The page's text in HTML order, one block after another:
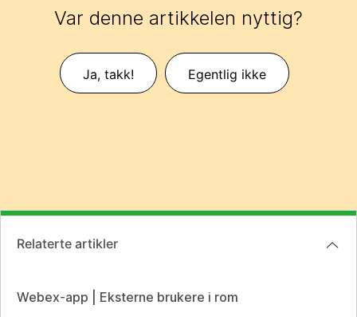
Var denne artikkelen nyttig?
Ja, takk! Egentlig ikke
Relaterte artikler
Webex-app | Eksterne brukere i rom